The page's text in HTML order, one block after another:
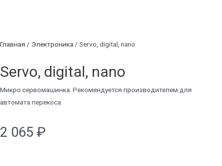
Главная / Электроника / Servo, digital, nano
Servo, digital, nano
Микро сервомашинка. Рекомендуется производителем для
автомата перекоса.
2 065 ₽